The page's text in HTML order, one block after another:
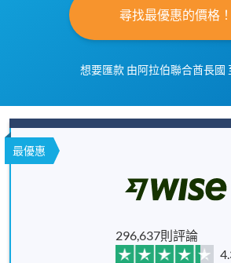
尋找最優惠的價格！
想要匯款 由阿拉伯聯合酋長國
最優惠
296,637則評論